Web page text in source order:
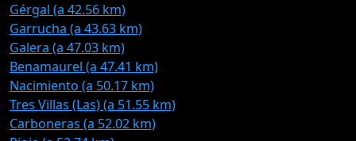
Gérgal (a 42.56 km)
Garrucha (a 43.63 km)
Galera (a 47.03 km)
Benamaurel (a 47.41 km)
Nacimiento (a 50.17 km)
Tres Villas (Las) (a 51.55 km)
Carboneras (a 52.02 km)